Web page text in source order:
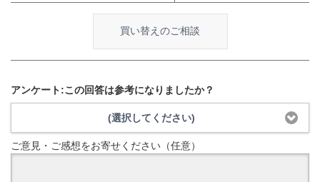
買い替えのご相談
アンケート:この回答は参考になりましたか？
(選択してください)
ご意見・ご感想をお寄せください（任意）